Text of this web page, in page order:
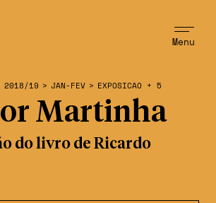
Menu
2018/19 > JAN-FEV > EXPOSICAO + 5
Martinha
do livro de Ricardo